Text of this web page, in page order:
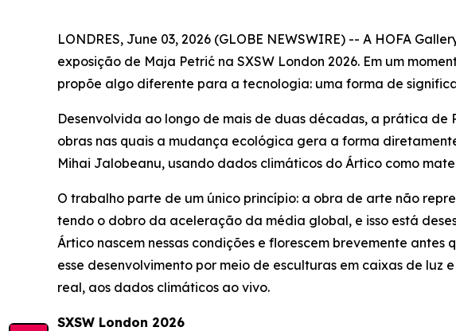
LONDRES, June 03, 2026 (GLOBE NEWSWIRE) -- A HOFA
exposição de Maja Petrić na SXSW London 2026. Em um
propõe algo diferente para a tecnologia: uma forma de
Desenvolvida ao longo de mais de duas décadas, a prática
obras nas quais a mudança ecológica gera a forma
Mihai Jalobeanu, usando dados climáticos do Ártico como
O trabalho parte de um único princípio: a obra de arte não
tendo o dobro da aceleração da média global, e isso está
Ártico nascem nessas condições e florescem brevemente
esse desenvolvimento por meio de esculturas em caixas de
real, aos dados climáticos ao vivo.
SXSW London 2026